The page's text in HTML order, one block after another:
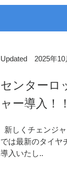
Updated 2025年10
センター
ャー導入！！
新しくチェンジ
では最新のタイヤ
導入いたし..